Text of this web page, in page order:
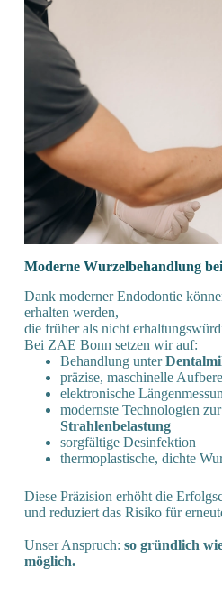
Moderne Wurzel­behandlung
Dank moderner Endodontie
erhalten werden,
die früher als nicht
Bei ZAE Bonn setzen wir auf:
Behandlung unter
präzise, maschinelle
elektronische
modernste Technologien zur
Strahlenbelastung
sorgfältige Desinfektion
thermoplastische, dichte
Diese Präzision erhöht die
und reduziert das Risiko für
Unser Anspruch: so gründlich
möglich.